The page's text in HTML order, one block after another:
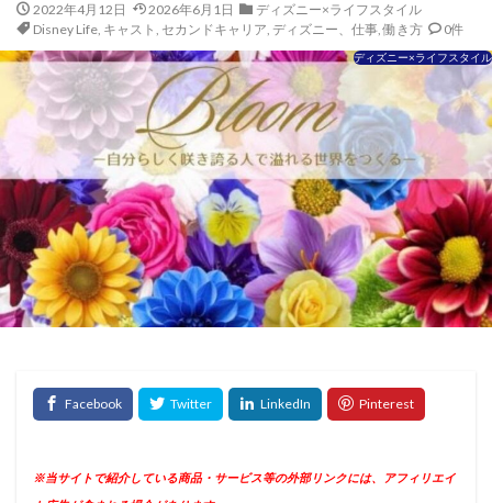
2022年4月12日 2026年6月1日
ディズニー×ライフスタイル
Disney Life, キャスト , セカンドキャリア, ディズニー、仕事,働き方 0件
ディズニー×ライフスタイル
※当サイトで紹介している商品・サービス等の外部リンクには、アフィリエイ